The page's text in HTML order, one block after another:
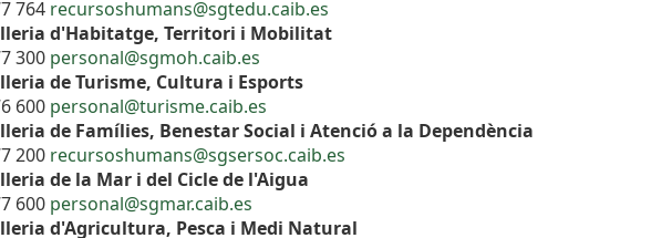
764 recursoshumans@sgtedu.caib.es
d'Habitatge, Territori i Mobilitat
300 personal@sgmoh.caib.es
de Turisme, Cultura i Esports
600 personal@turisme.caib.es
de Famílies, Benestar Social i Atenció a la Dependència
200 recursoshumans@sgsersoc.caib.es
de la Mar i del Cicle de l'Aigua
600 personal@sgmar.caib.es
d'Agricultura, Pesca i Medi Natural